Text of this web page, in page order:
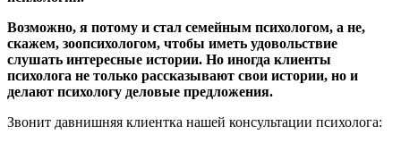
Возможно, я потому и стал семейным психологом, а не,
скажем, зоопсихологом, чтобы иметь удовольствие
слушать интересные истории. Но иногда клиенты
психолога не только рассказывают свои истории, но и
делают психологу деловые предложения.
Звонит давнишняя клиентка нашей консультации психолога: